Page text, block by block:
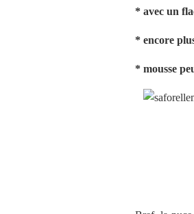
* avec un
* encore
* mousse